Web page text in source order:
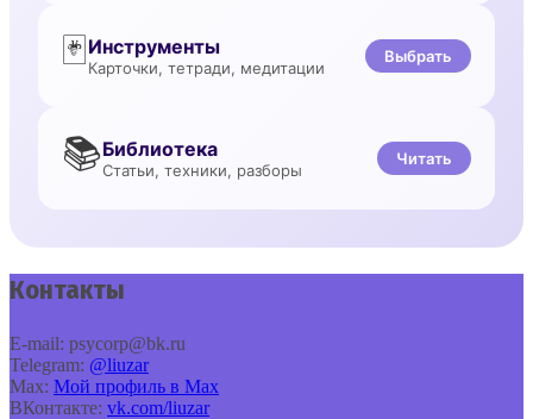
🃏Инструменты
Карточки, тетради, медитации
Выбрать
📚Библиотека
Статьи, техники, разборы
Читать
Контакты
E‑mail: psycorp@bk.ru
Telegram: @liuzar
Max: Мой профиль в Max
ВКонтакте: vk.com/liuzar